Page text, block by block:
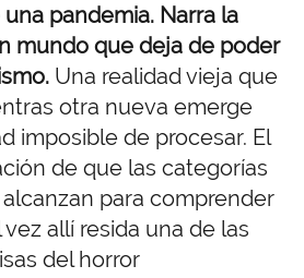
pandemia. Narra la
mundo que deja de poder
Una realidad vieja que
otra nueva emerge
imposible de procesar. El
de que las categorías
para comprender
allí resida una de las
del horror